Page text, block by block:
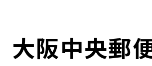
コンプライアンス
個人投資家のみなさまへ
担当役員メッセージ
大阪中央郵